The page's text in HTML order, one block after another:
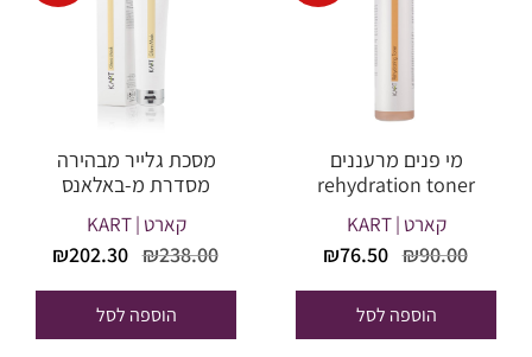
מי פנים מרעננים
rehydration toner
קארט | KART
₪90.00
המחיר
היה:
₪90.00.
₪76.50
הוספה לסל
מסכת גלייר מבהירה
מסדרת מ-באלאנס
קארט | KART
₪238.00
המחיר
היה:
₪238.00.
₪202.30
הוספה לסל